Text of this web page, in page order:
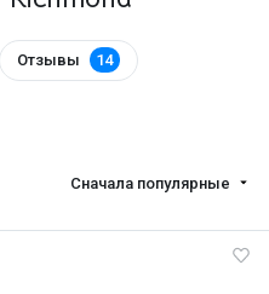
Отзывы 14
Сначала популярные